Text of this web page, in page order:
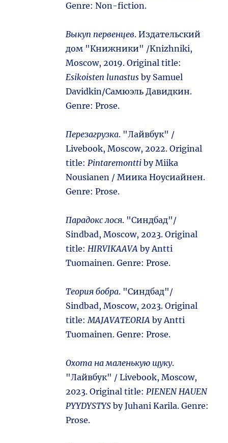
Genre: Non-fiction.
Выкуп первенцев. Издательский
дом "Книжники" /Knizhniki,
Moscow, 2019. Original title:
Esikoisten lunastus by Samuel
Davidkin/Самюэль Давидкин.
Genre: Prose.
Перезагрузка. "Лайвбук" /
Livebook, Moscow, 2022. Original
title:Pintaremontti by Miika
Nousianen / Миика Ноусиайнен.
Genre: Prose.
Парадокс лося. "Синдбад"/
Sindbad, Moscow, 2023. Original
title:HIRVIKAAVA by Antti
Tuomainen. Genre: Prose.
Теория бобра. "Синдбад"/
Sindbad, Moscow, 2023. Original
title:MAJAVATEORIA by Antti
Tuomainen. Genre: Prose.
Охота на маленькую щуку.
"Лайвбук" / Livebook, Moscow,
2023. Original title:PIENEN HAUEN
PYYDYSTYS by Juhani Karila. Genre:
Prose.